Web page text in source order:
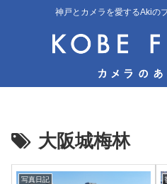
神戸とカメラを愛するAkiの
大阪城梅林
写真日記